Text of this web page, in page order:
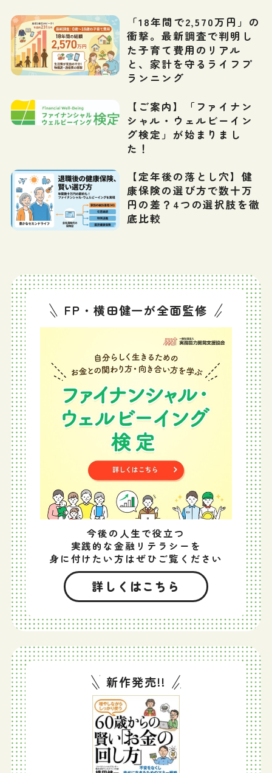
「18年間で2,570万円」の
衝撃。最新調査で判明し
た子育て費用のリアル
と、家計を守るライフプ
ランニング
【ご案内】「ファイナン
シャル・ウェルビーイン
グ検定」が始まりまし
た！
【定年後の落とし穴】健
康保険の選び方で数十万
円の差？4つの選択肢を徹
底比較
FP・横田健一が全面監修
今後の人生で役立つ
実践的な金融リテラシーを
身に付けたい方はぜひご覧ください
詳しくはこちら
新作発売!!